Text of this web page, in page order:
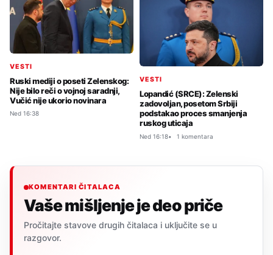
VESTI
Ruski mediji o poseti Zelenskog:
Nije bilo reči o vojnoj saradnji,
Vučić nije ukorio novinara
Ned 16:38
VESTI
Lopandić (SRCE): Zelenski
zadovoljan, posetom Srbiji
podstakao proces smanjenja
ruskog uticaja
Ned 16:18 1 komentara
KOMENTARI ČITALACA
Vaše mišljenje je deo priče
Pročitajte stavove drugih čitalaca i uključite se u
razgovor.